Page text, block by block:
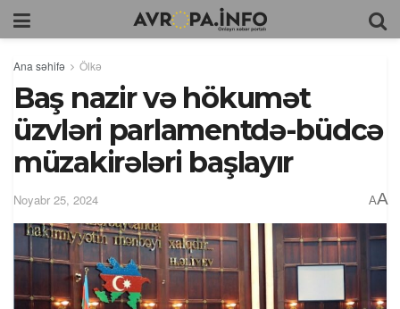
Ana səhifə Ölkə
Baş nazir və hökumət
üzvləri parlamentdə-büdcə
müzakirələri başlayır
Noyabr 25, 2024 AA